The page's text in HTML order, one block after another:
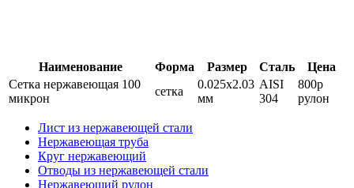
Наименование Форма Размер Сталь
Цена
Сетка нержавеющая 100
микрон
сетка
0.025х2.03
мм
AISI
304
800р
рулон
Лист из нержавеющей стали
Нержавеющая труба
Круг нержавеющий
Отводы из нержавеющей стали
Нержавеющий рулон